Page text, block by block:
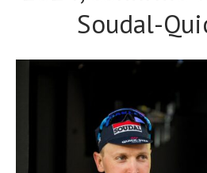
Soudal-